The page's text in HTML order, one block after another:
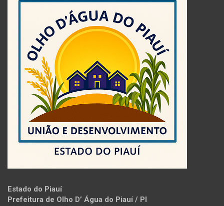
Estado do Piauí
Prefeitura de Olho D’ Água do Piauí / PI